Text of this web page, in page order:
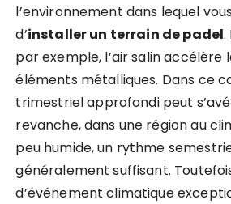
l’environnement dans lequel
d’installer un terrain de padel.
par exemple, l’air salin accélère
éléments métalliques. Dans ce
trimestriel approfondi peut
revanche, dans une région au
peu humide, un rythme
généralement suffisant.
d’événement climatique